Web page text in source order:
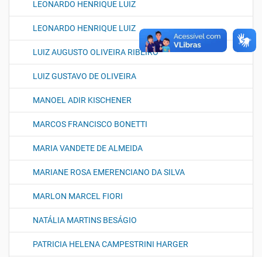
LEONARDO HENRIQUE LUIZ
LEONARDO HENRIQUE LUIZ
LUIZ AUGUSTO OLIVEIRA RIBEIRO
LUIZ GUSTAVO DE OLIVEIRA
MANOEL ADIR KISCHENER
MARCOS FRANCISCO BONETTI
MARIA VANDETE DE ALMEIDA
MARIANE ROSA EMERENCIANO DA SILVA
MARLON MARCEL FIORI
NATÁLIA MARTINS BESÁGIO
PATRICIA HELENA CAMPESTRINI HARGER